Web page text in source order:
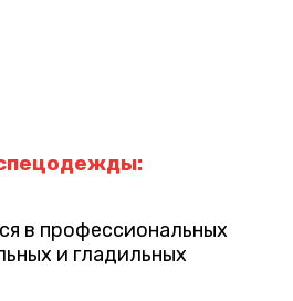
в профессиональных
и гладильных